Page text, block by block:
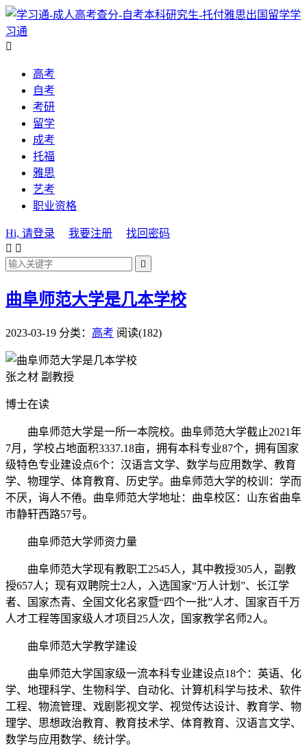
学
习通

高考
自考
考研
留学
成考
托福
雅思
艺考
职业资格
Hi, 请登录 我要注册
找回密码
 

曲阜师范大学是几本学校
2023-03-19 分类： 高考 阅读(182)
张之材 副教授
博士在读
曲阜师范大学是一所一本院校。曲阜师范大学截止2021年
7月，学校占地面积3337.18亩，拥有本科专业87个，拥有国家
级特色专业建设点6个：汉语言文学、数学与应用数学、教育
学、物理学、体育教育、历史学。曲阜师范大学的校训：学而
不厌，诲人不倦。曲阜师范大学地址：曲阜校区：山东省曲阜
市静轩西路57号。
曲阜师范大学师资力量
曲阜师范大学现有教职工2545人，其中教授305人，副教
授657人；现有双聘院士2人，入选国家“万人计划”、长江学
者、国家杰青、全国文化名家暨“四个一批”人才、国家百千万
人才工程等国家级人才项目25人次，国家教学名师2人。
曲阜师范大学教学建设
曲阜师范大学国家级一流本科专业建设点18个：英语、化
学、地理科学、生物科学、自动化、计算机科学与技术、软件
工程、物流管理、戏剧影视文学、视觉传达设计、教育学、物
理学、思想政治教育、教育技术学、体育教育、汉语言文学、
数学与应用数学、统计学。